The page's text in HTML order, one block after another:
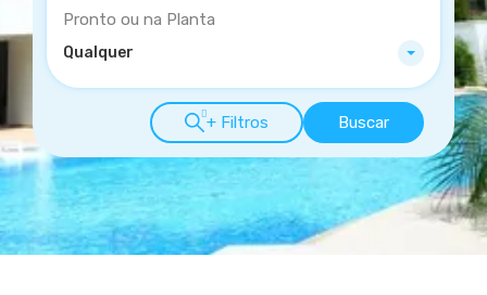
Pronto ou na Planta
Qualquer
+ Filtros Buscar